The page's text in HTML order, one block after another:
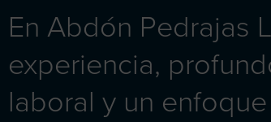
En Abdón Pedrajas
experiencia,
laboral y un